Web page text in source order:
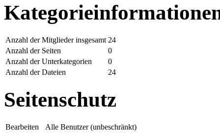
Anzahl der Mitglieder insgesamt 24
Anzahl der Seiten
0
Anzahl der Unterkategorien
0
Anzahl der Dateien
24
Seitenschutz
Bearbeiten
Alle Benutzer (unbeschränkt)